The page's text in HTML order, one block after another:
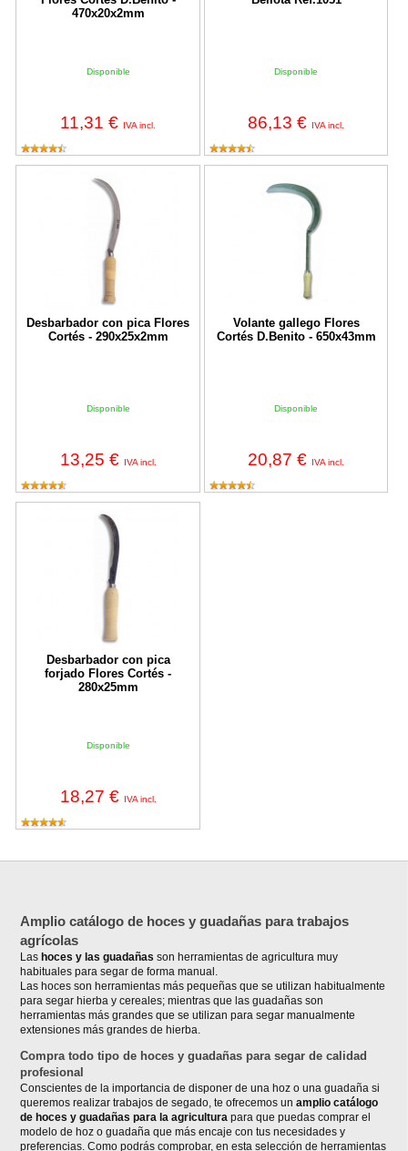
470x20x2mm
Disponible
11,31 € IVA incl.
Disponible
86,13 € IVA incl.
Desbarbador con pica Flores
Cortés - 290x25x2mm
Disponible
13,25 € IVA incl.
Desbarbador con pica Flores Cortés - 290x25x2mm
Volante gallego Flores
Cortés D.Benito - 650x43mm
Disponible
20,87 € IVA incl.
Desbarbador con pica
forjado Flores Cortés -
280x25mm
Disponible
18,27 € IVA incl.
Desbarbador con pica forjado Flores Cortés - 280x25mm
Amplio catálogo de hoces y guadañas para trabajos
agrícolas
Las hoces y las guadañas son herramientas de agricultura muy
habituales para segar de forma manual.
Las hoces son herramientas más pequeñas que se utilizan habitualmente
para segar hierba y cereales; mientras que las guadañas son
herramientas más grandes que se utilizan para segar manualmente
extensiones más grandes de hierba.
Compra todo tipo de hoces y guadañas para segar de calidad
profesional
Conscientes de la importancia de disponer de una hoz o una guadaña si
queremos realizar trabajos de segado, te ofrecemos unamplio catálogo
de hoces y guadañas para la agriculturapara que puedas comprar el
modelo de hoz o guadaña que más encaje con tus necesidades y
preferencias. Como podrás comprobar, en esta selección de herramientas